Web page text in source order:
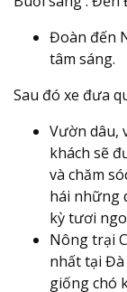
Đoàn đến
tâm sáng.
Sau đó xe đưa
Vườn dâu,
khách sẽ
và chăm
hái những
kỳ tươi
Nông trại
nhất tại
giống chó